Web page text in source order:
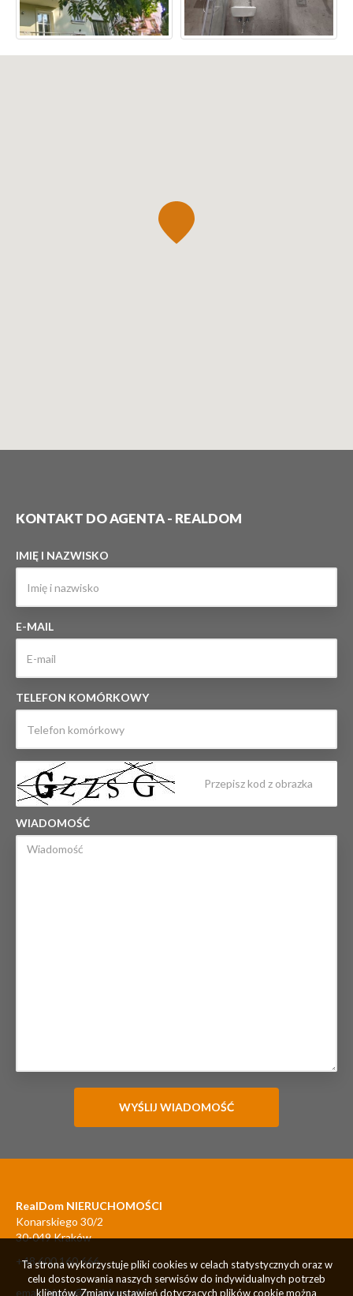
KONTAKT DO AGENTA - REALDOM
IMIĘ I NAZWISKO
E-MAIL
TELEFON KOMÓRKOWY
WIADOMOŚĆ
RealDom NIERUCHOMOŚCI
Konarskiego 30/2
30-049 Kraków
+48 600 160 666
email:biuro@realdom.pl
Ta strona wykorzystuje pliki cookies w celach statystycznych oraz w
celu dostosowania naszych serwisów do indywidualnych potrzeb
klientów. Zmiany ustawień dotyczących plików cookie można